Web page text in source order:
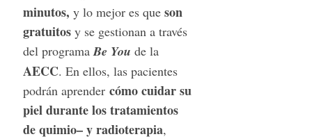
minutos, y lo mejor es que son
gratuitos y se gestionan a través
del programa Be You de la
AECC. En ellos, las pacientes
podrán aprender cómo cuidar su
piel durante los tratamientos
de quimio– y radioterapia,